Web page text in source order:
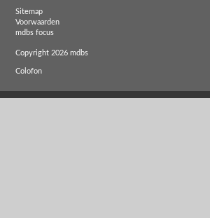
Sitemap
Voorwaarden
mdbs focus
Copyright 2026 mdbs
Colofon